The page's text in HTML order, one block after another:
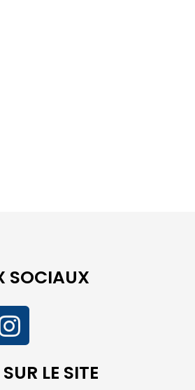
SOCIAUX
LE SITE